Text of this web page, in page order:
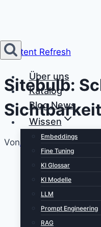
springen
Über uns
Katalog
Blog News
Wissen
Embeddings
Fine Tuning
KI Glossar
KI Modelle
LLM
Prompt Engineering
RAG
Content Refresh
Sitebulb:
VonAlexander 8. Mai